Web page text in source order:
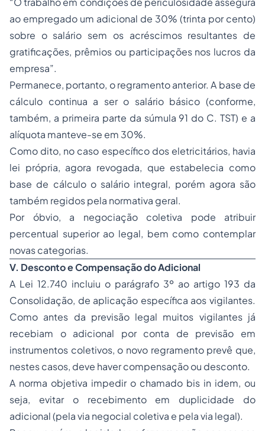
ao empregado um adicional de 30% (trinta por cento)
sobre o salário sem os acréscimos resultantes de
gratificações, prêmios ou participações nos lucros da
empresa”.
Permanece, portanto, o regramento anterior. A base de
cálculo continua a ser o salário básico (conforme,
também, a primeira parte da súmula 91 do C. TST) e a
alíquota manteve-se em 30%.
Como dito, no caso específico dos eletricitários, havia
lei própria, agora revogada, que estabelecia como
base de cálculo o salário integral, porém agora são
também regidos pela normativa geral.
Por óbvio, a negociação coletiva pode atribuir
percentual superior ao legal, bem como contemplar
novas categorias.
V. Desconto e Compensação do Adicional
A Lei 12.740 incluiu o parágrafo 3º ao artigo 193 da
Consolidação, de aplicação específica aos vigilantes.
Como antes da previsão legal muitos vigilantes já
recebiam o adicional por conta de previsão em
instrumentos coletivos, o novo regramento prevê que,
nestes casos, deve haver compensação ou desconto.
A norma objetiva impedir o chamado bis in idem, ou
seja, evitar o recebimento em duplicidade do
adicional (pela via negocial coletiva e pela via legal).